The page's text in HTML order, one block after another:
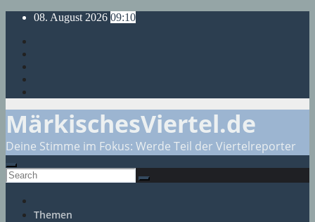
Skip
content
08. August 2026 09:10
MärkischesViertel.de
Deine Stimme im Fokus: Werde Teil der Viertelreporter
Themen